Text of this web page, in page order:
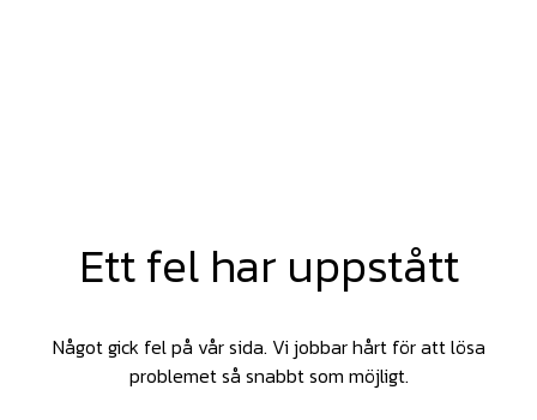
Ett fel har uppstått
Något gick fel på vår sida. Vi jobbar hårt för att lösa
problemet så snabbt som möjligt.